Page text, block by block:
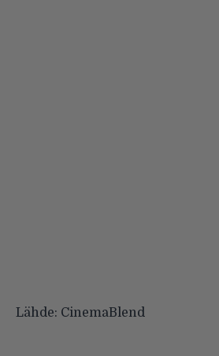
Lähde: CinemaBlend